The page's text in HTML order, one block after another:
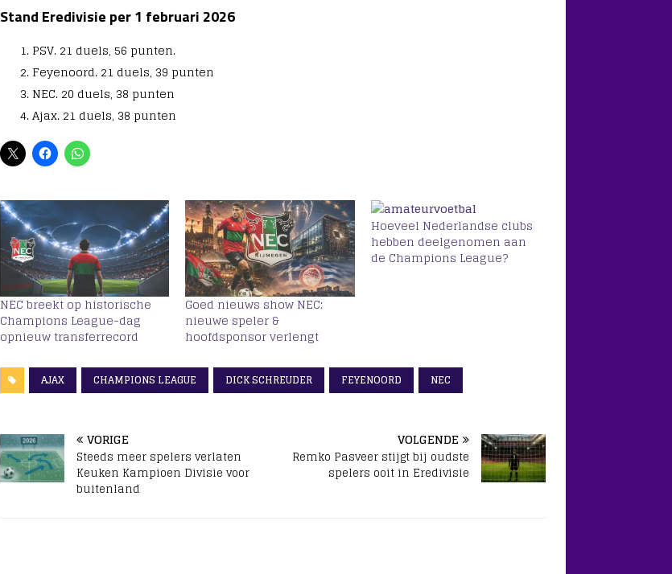
Stand Eredivisie per 1 februari 2026
PSV. 21 duels, 56 punten.
Feyenoord. 21 duels, 39 punten
NEC. 20 duels, 38 punten
Ajax. 21 duels, 38 punten
NEC breekt op historische
Champions League-dag
opnieuw transferrecord
Goed nieuws show NEC:
nieuwe speler &
hoofdsponsor verlengt
Hoeveel Nederlandse clubs
hebben deelgenomen aan
de Champions League?
AJAX CHAMPIONS LEAGUE DICK SCHREUDER FEYENOORD NEC
VORIGE
Steeds meer spelers verlaten
Keuken Kampioen Divisie voor
buitenland
VOLGENDE
Remko Pasveer stijgt bij oudste
spelers ooit in Eredivisie